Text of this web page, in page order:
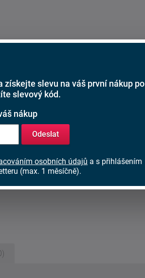
získejte slevu na váš první nákup po
slevový kód.
nákup
Odeslat
osobních údajů a s přihlášením
(max. 1 měsíčně).